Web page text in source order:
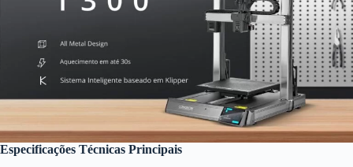
Especificações Técnicas Principais